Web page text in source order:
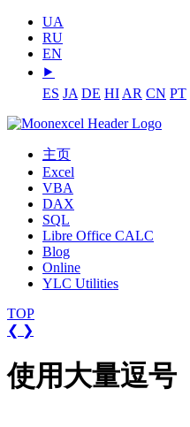
UA
RU
EN
⯈
ES JA DE HI AR CN PT
主页
Excel
VBA
DAX
SQL
Libre Office CALC
Blog
Online
YLC Utilities
TOP
❮ ❯
使用大量逗号